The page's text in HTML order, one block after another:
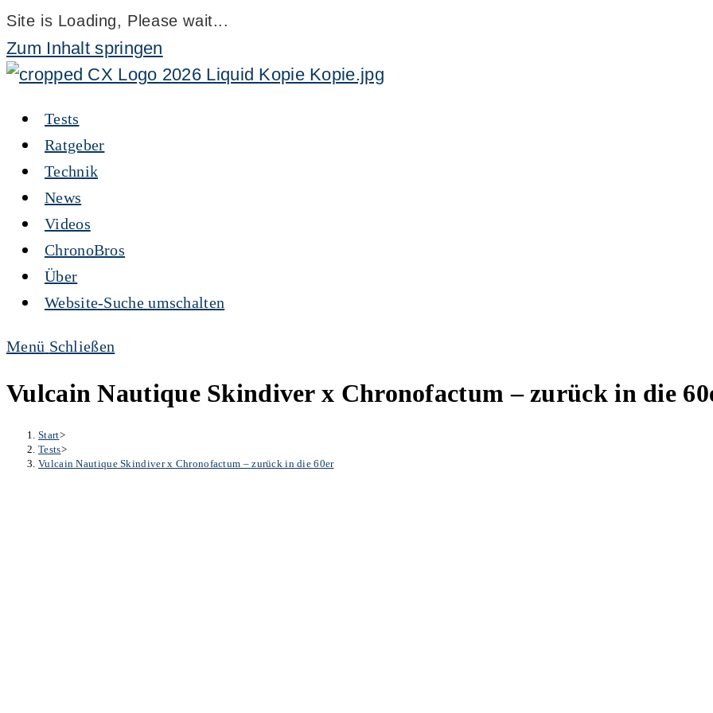
Site is Loading, Please wait...
Zum Inhalt springen
Tests
Ratgeber
Technik
News
Videos
ChronoBros
Über
Website-Suche umschalten
Menü Schließen
Vulcain Nautique Skindiver x Chronofactum – zurück in die
Start>
Tests>
Vulcain Nautique Skindiver x Chronofactum – zurück in die 60er